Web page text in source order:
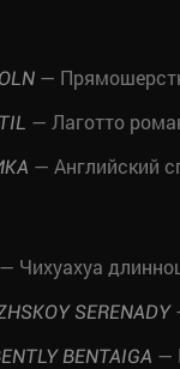
—
— Лаготто
— Английский
— Чихуахуа
SERENADY
BENTAIGA —